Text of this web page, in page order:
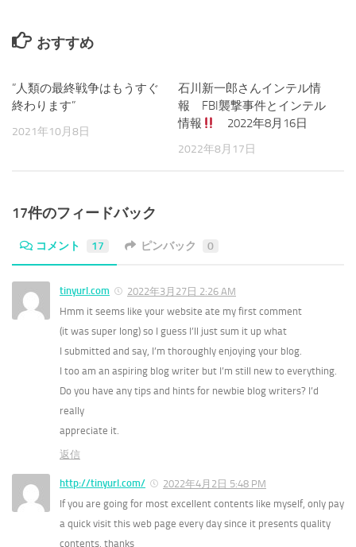
おすすめ
”人類の最終戦争はもうすぐ
終わります”
2021年10月8日
石川新一郎さんインテル情
報 FBI襲撃事件とインテル
情報
2022年8月16日
2022年8月17日
17件のフィードバック
コメント 17 ピンバック 0
tinyurl.com
2022年3月27日 2:26 AM
Hmm it seems like your website ate my first comment
(it was super long) so I guess I’ll just sum it up what
I submitted and say, I’m thoroughly enjoying your blog.
I too am an aspiring blog writer but I’m still new to everything.
Do you have any tips and hints for newbie blog writers? I’d
really
appreciate it.
返信
http://tinyurl.com/
2022年4月2日 5:48 PM
If you are going for most excellent contents like myself, only pay
a quick visit this web page every day since it presents quality
contents, thanks